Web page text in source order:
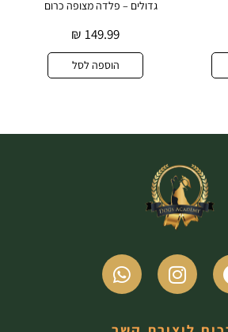
גדולים – פלדה מצופה כרום
149.99
₪
הוספה לסל